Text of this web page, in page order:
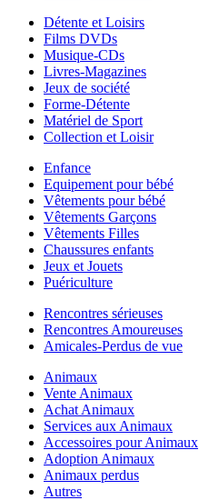
Détente et Loisirs
Films DVDs
Musique-CDs
Livres-Magazines
Jeux de société
Forme-Détente
Matériel de Sport
Collection et Loisir
Enfance
Equipement pour bébé
Vêtements pour bébé
Vêtements Garçons
Vêtements Filles
Chaussures enfants
Jeux et Jouets
Puériculture
Rencontres sérieuses
Rencontres Amoureuses
Amicales-Perdus de vue
Animaux
Vente Animaux
Achat Animaux
Services aux Animaux
Accessoires pour Animaux
Adoption Animaux
Animaux perdus
Autres